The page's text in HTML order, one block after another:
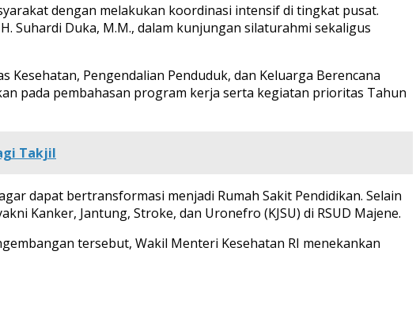
dengan melakukan koordinasi intensif di tingkat pusat.
Suhardi Duka, M.M., dalam kunjungan silaturahmi sekaligus
Pengendalian Penduduk, dan Keluarga Berencana
pada pembahasan program kerja serta kegiatan prioritas Tahun
Takjil
dapat bertransformasi menjadi Rumah Sakit Pendidikan. Selain
Kanker, Jantung, Stroke, dan Uronefro (KJSU) di RSUD Majene.
tersebut, Wakil Menteri Kesehatan RI menekankan